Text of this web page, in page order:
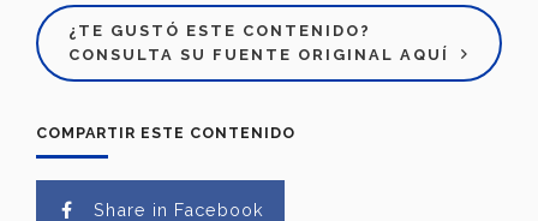
¿TE GUSTÓ ESTE CONTENIDO?
CONSULTA SU FUENTE ORIGINAL AQUÍ
COMPARTIR ESTE CONTENIDO
Share in Facebook